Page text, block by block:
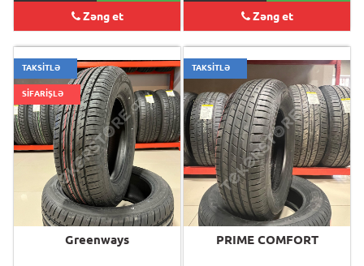
Zəng et Zəng et
TAKSİTLƏ
SİFARİŞLƏ
Greenways
TAKSİTLƏ
PRIME COMFORT